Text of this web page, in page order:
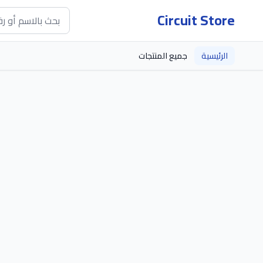
Circuit Store
الرئيسية جميع المنتجات